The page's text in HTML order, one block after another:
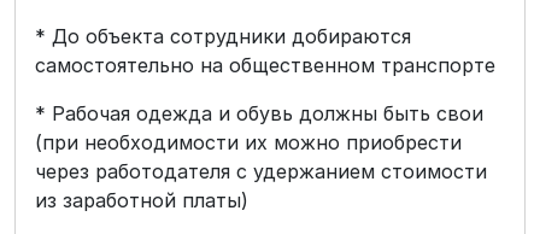
* До объекта сотрудники добираются
самостоятельно на общественном транспорте
* Рабочая одежда и обувь должны быть свои
(при необходимости их можно приобрести
через работодателя с удержанием стоимости
из заработной платы)